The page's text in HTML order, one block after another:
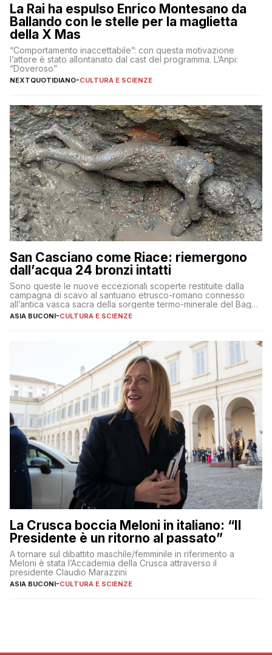
La Rai ha espulso Enrico Montesano da
Ballando con le stelle per la maglietta
della X Mas
“Comportamento inaccettabile”: con questa motivazione
l’attore è stato allontanato dal cast del programma. L’Anpi:
“Doveroso”
NEXTQUOTIDIANO-CULTURA E SCIENZE
San Casciano come Riace: riemergono
dall’acqua 24 bronzi intatti
Sono queste le nuove eccezionali scoperte restituite dalla
campagna di scavo al santuario etrusco-romano connesso
all’antica vasca sacra della sorgente termo-minerale del Bagno
Grande
ASIA BUCONI-CULTURA E SCIENZE
La Crusca boccia Meloni in italiano: “Il
Presidente è un ritorno al passato”
A tornare sul dibattito maschile/femminile in riferimento a
Meloni è stata l’Accademia della Crusca attraverso il
presidente Claudio Marazzini
ASIA BUCONI-CULTURA E SCIENZE